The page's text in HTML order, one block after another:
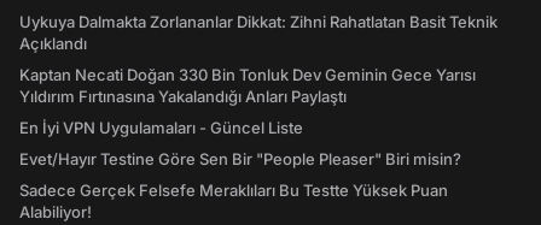
Uykuya Dalmakta Zorlananlar Dikkat: Zihni Rahatlatan Basit Teknik
Açıklandı
Kaptan Necati Doğan 330 Bin Tonluk Dev Geminin Gece Yarısı
Yıldırım Fırtınasına Yakalandığı Anları Paylaştı
En İyi VPN Uygulamaları - Güncel Liste
Evet/Hayır Testine Göre Sen Bir "People Pleaser" Biri misin?
Sadece Gerçek Felsefe Meraklıları Bu Testte Yüksek Puan
Alabiliyor!